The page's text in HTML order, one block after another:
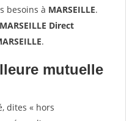
besoins à MARSEILLE.
MARSEILLE Direct
.
mutuelle
dites « hors